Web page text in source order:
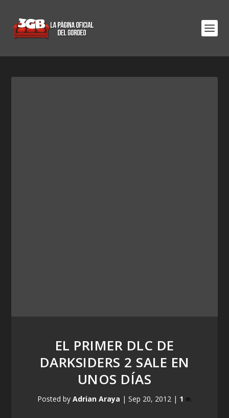
EL PRIMER DLC DE
DARKSIDERS 2 SALE EN
UNOS DÍAS
Posted by Adrian Araya | Sep 20, 2012 | 1